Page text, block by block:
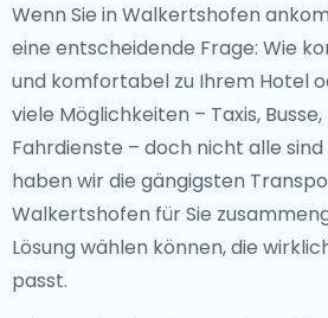
Wenn Sie in Walkertshofen
eine entscheidende Frage: Wie
und komfortabel zu Ihrem Hotel
viele Möglichkeiten – Taxis,
Fahrdienste – doch nicht alle
haben wir die gängigsten
Walkertshofen für Sie
Lösung wählen können, die
passt.